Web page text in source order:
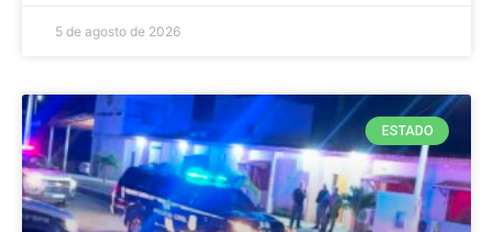
5 de agosto de 2026
ESTADO